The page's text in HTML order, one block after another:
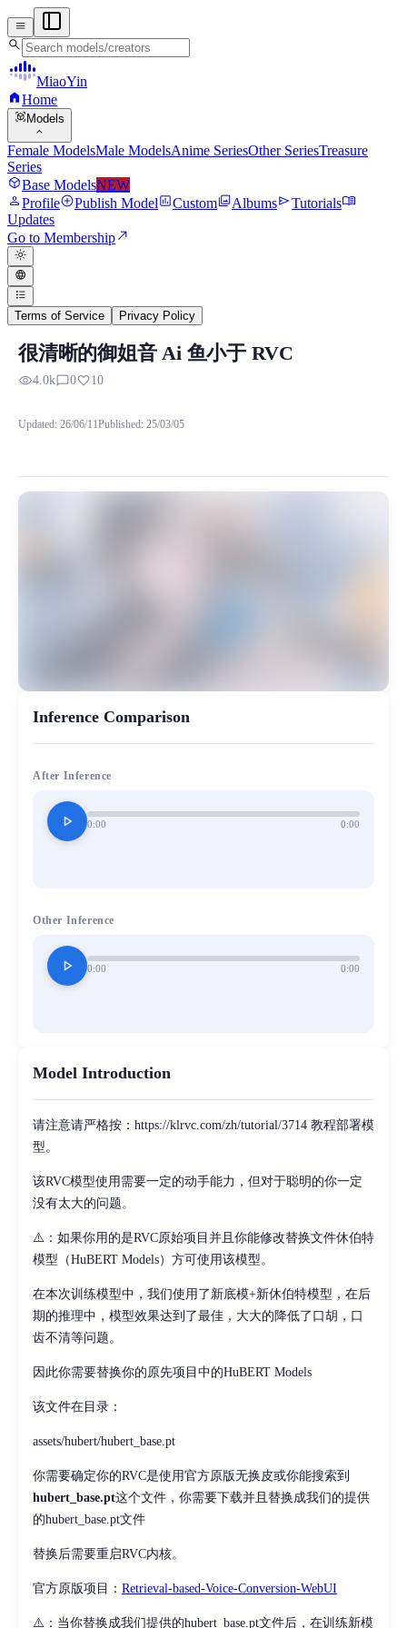
menu
search
MiaoYin
homeHome
view_in_ar Models
expand_more
Female ModelsMale ModelsAnime SeriesOther SeriesTreasure
Series
deployed_codeBase ModelsNEW
personProfileadd_circlePublish ModelassessmentCustomphoto_libraryAlbumssendTutorialsmenu_book
Updates
Go to Membershipnorth_east
light_mode
language
format_list_bulleted
Terms of Service Privacy Policy
Ai RVC RVC Voice Model
请注意请严格按：https://klrvc.com/zh/tutorial/3714 教程部署
Cn_hubert, rvc, 下载, 少御, 御姐, 新底模, 模型, 温御, 鱼小于
很清晰的御姐音 Ai 鱼小于 RVC
visibility4.0kchat_bubble_outline0favorite10
Updated: 26/06/11Published: 25/03/05
Inference Comparison
After Inference
play_arrow 0:00 0:00
Other Inference
play_arrow 0:00 0:00
Model Introduction
请注意请严格按：https://klrvc.com/zh/tutorial/3714 教程部署模
型。
该RVC模型使用需要一定的动手能力，但对于聪明的你一定
没有太大的问题。
⚠️：如果你用的是RVC原始项目并且你能修改替换文件休伯特
模型（HuBERT Models）方可使用该模型。
在本次训练模型中，我们使用了新底模+新休伯特模型，在后
期的推理中，模型效果达到了最佳，大大的降低了口胡，口
齿不清等问题。
因此你需要替换你的原先项目中的HuBERT Models
该文件在目录：
assets/hubert/hubert_base.pt
你需要确定你的RVC是使用官方原版无换皮或你能搜索到
hubert_base.pt这个文件，你需要下载并且替换成我们的提供
的hubert_base.pt文件
替换后需要重启RVC内核。
官方原版项目： Retrieval-based-Voice-Conversion-WebUI
⚠️：当你替换成我们提供的hubert_base.pt文件后，在训练新模